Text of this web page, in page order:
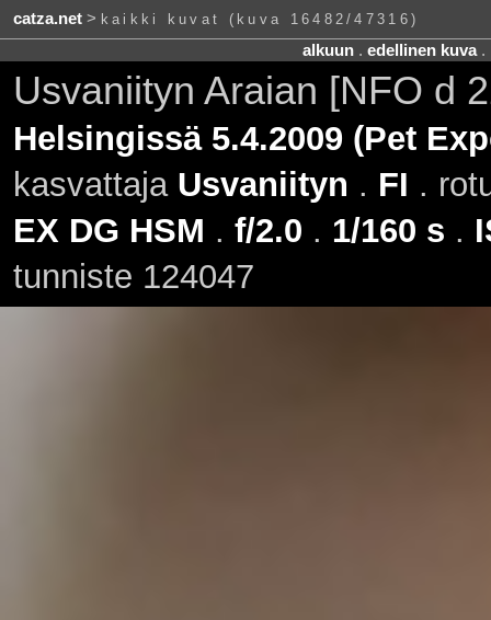
catza.net> kaikki kuvat (kuva 16482/47316)
alkuun. edellinen kuva.
Usvaniityn Araian [NFO d
Helsingissä 5.4.2009 (Pet
kasvattaja Usvaniityn . FI .
EX DG HSM . f/2.0 . 1/160 s .
tunniste 124047